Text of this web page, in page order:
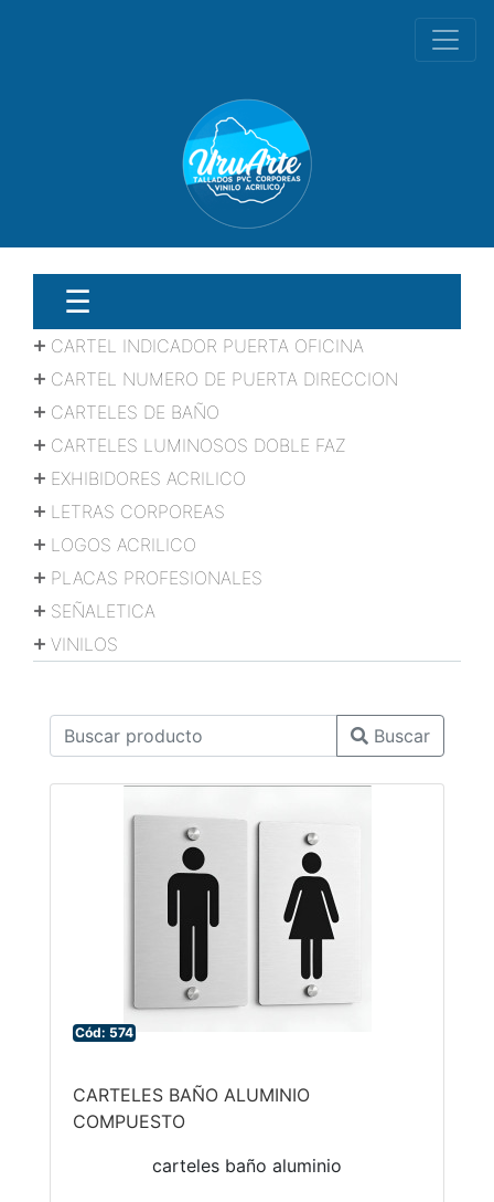
☰
CARTEL INDICADOR PUERTA OFICINA
CARTEL NUMERO DE PUERTA DIRECCION
CARTELES DE BAÑO
CARTELES LUMINOSOS DOBLE FAZ
EXHIBIDORES ACRILICO
LETRAS CORPOREAS
LOGOS ACRILICO
PLACAS PROFESIONALES
SEÑALETICA
VINILOS
Buscar
Cód: 574
CARTELES BAÑO ALUMINIO
COMPUESTO
carteles baño aluminio